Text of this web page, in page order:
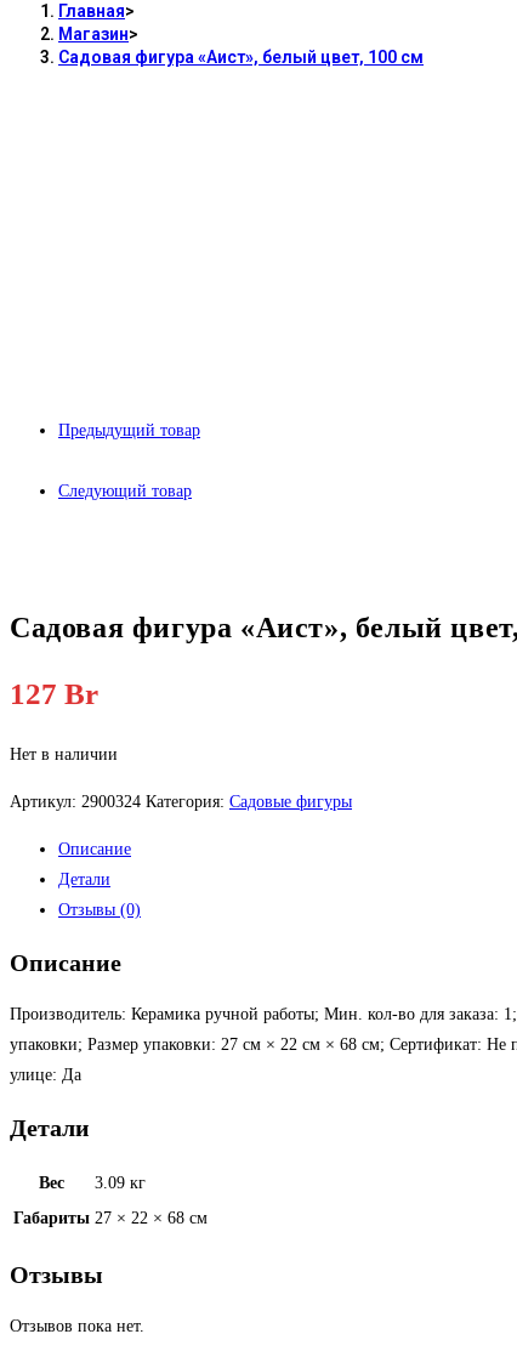
Главная>
Магазин>
Садовая фигура «Аист», белый цвет, 100 см
Предыдущий товар
Следующий товар
Садовая фигура «Аист», белый
127 Br
Нет в наличии
Артикул: 2900324 Категория: Садовые фигуры
Описание
Детали
Отзывы (0)
Описание
Производитель: Керамика ручной работы; Мин. кол-во для заказа:
упаковки; Размер упаковки: 27 см × 22 см × 68 см; Сертификат:
улице: Да
Детали
Вес
3.09 кг
Габариты 27 × 22 × 68 см
Отзывы
Отзывов пока нет.